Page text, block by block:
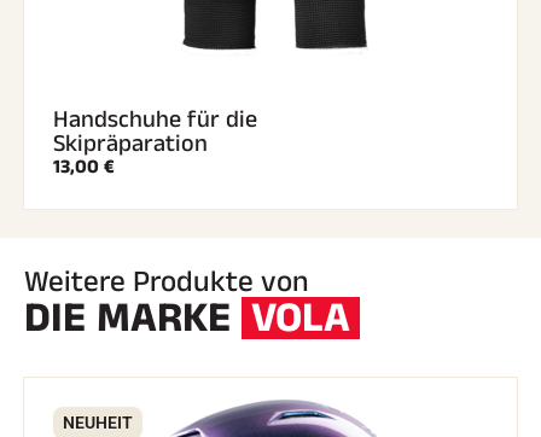
Handschuhe für die
Skipräparation
13,00 €
Weitere Produkte von
DIE MARKE VOLA
NEUHEIT